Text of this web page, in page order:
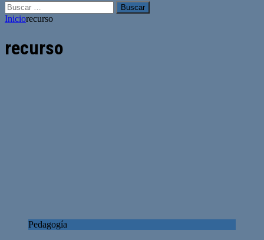
Buscar:
Iniciorecurso
recurso
Pedagogía